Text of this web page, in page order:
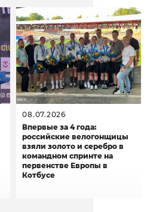
08.07.2026
Впервые за 4 года:
российские велогонщицы
взяли золото и серебро в
командном спринте на
первенстве Европы в
Котбусе